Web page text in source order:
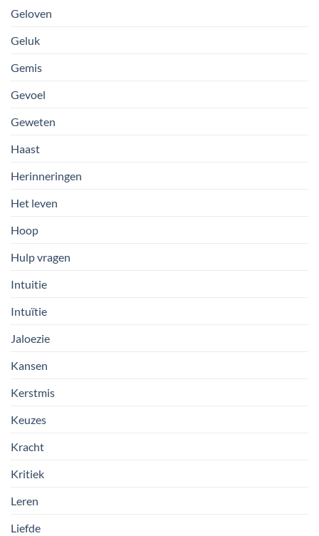
Geloven
Geluk
Gemis
Gevoel
Geweten
Haast
Herinneringen
Het leven
Hoop
Hulp vragen
Intuitie
Intuïtie
Jaloezie
Kansen
Kerstmis
Keuzes
Kracht
Kritiek
Leren
Liefde